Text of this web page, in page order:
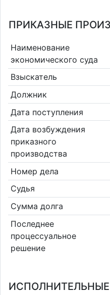
ПРИКАЗНЫЕ
Наименование
экономического суда
Взыскатель
Должник
Дата поступления
Дата возбуждения
приказного
производства
Номер дела
Судья
Сумма долга
Последнее
процессуальное
решение